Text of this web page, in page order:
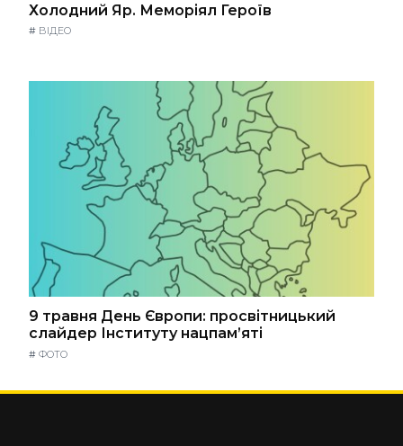
Холодний Яр. Меморіял Героїв
# ВІДЕО
9 травня День Європи: просвітницький
слайдер Інституту нацпам’яті
# ФОТО